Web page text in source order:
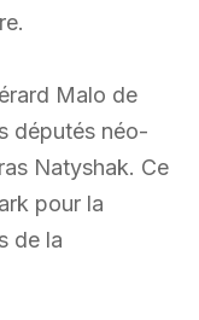
Malo de
députés néo-
Natyshak. Ce
pour la
de la